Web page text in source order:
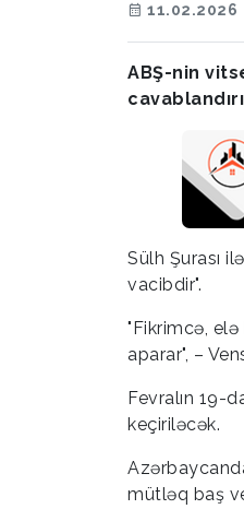
11.02.2026
ABŞ-nin
Sülh Şurası
vacibdir".
"Fikrimcə,
aparar", –
Fevralın 19-
keçiriləcək.
mütləq baş